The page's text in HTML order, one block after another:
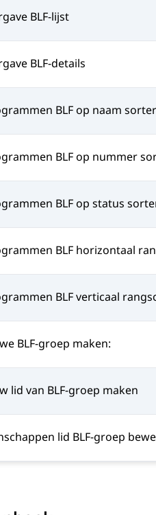
BLF-lijst
BLF-details
BLF op naam
BLF op nummer
BLF op status
BLF horizontaal
BLF verticaal
BLF-groep maken:
lid van BLF-groep maken
lid BLF-groep